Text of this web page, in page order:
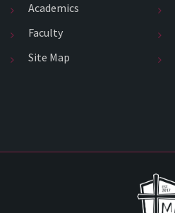
Academics
Faculty
Site Map